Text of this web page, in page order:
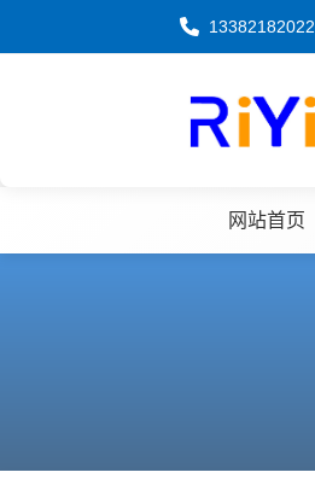
13382182022
网站首页